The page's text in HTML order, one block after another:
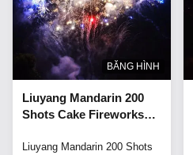
BĂNG HÌNH
Liuyang Mandarin 200
Shots Cake Fireworks
Pyrotechnics Nhà cung
Liuyang Mandarin 200 Shots